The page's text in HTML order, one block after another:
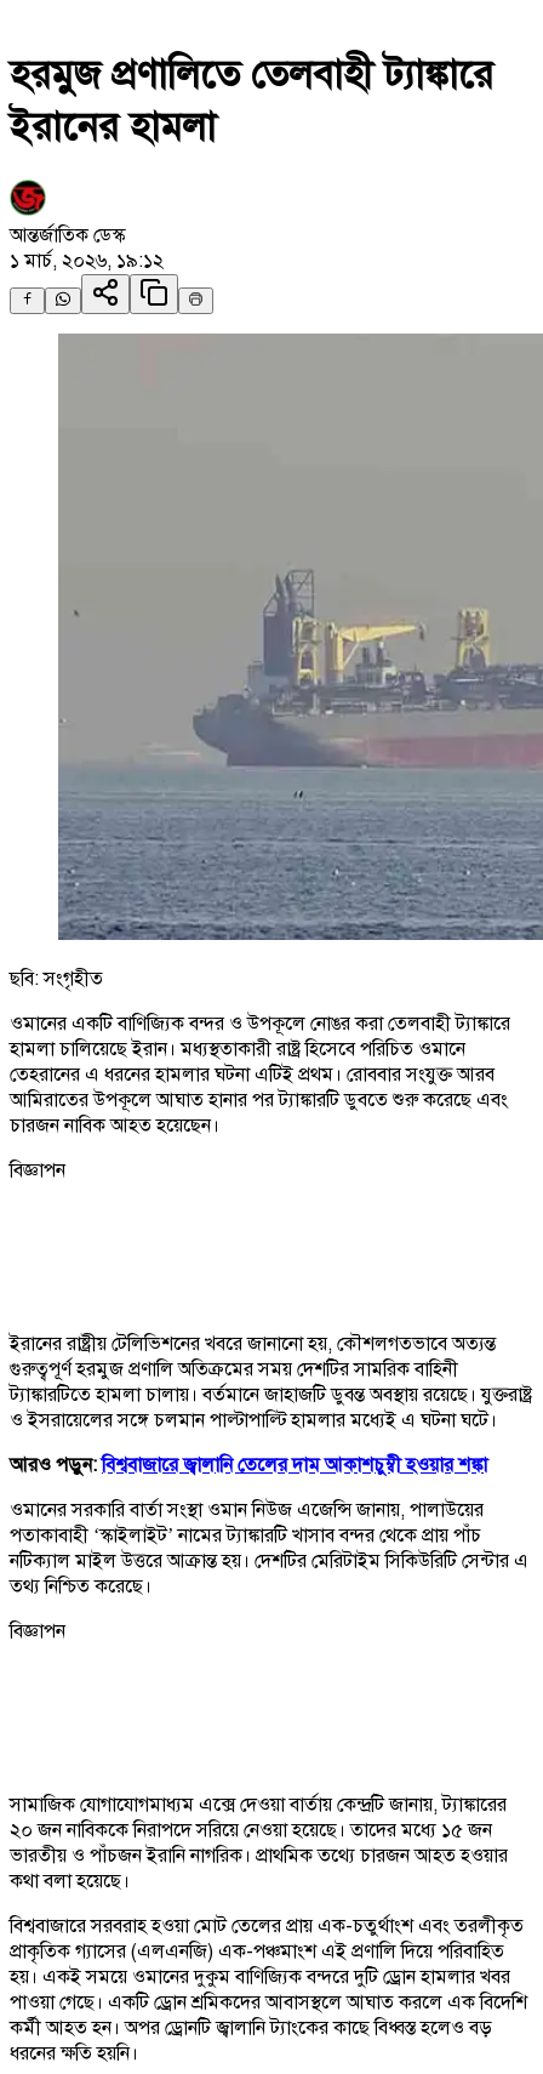
হরমুজ প্রণালিতে তেলবাহী ট্যাঙ্কারে
ইরানের হামলা
আন্তর্জাতিক ডেস্ক
১ মার্চ, ২০২৬, ১৯:১২
ছবি: সংগৃহীত
ওমানের একটি বাণিজ্যিক বন্দর ও উপকূলে নোঙর করা তেলবাহী ট্যাঙ্কারে
হামলা চালিয়েছে ইরান। মধ্যস্থতাকারী রাষ্ট্র হিসেবে পরিচিত ওমানে
তেহরানের এ ধরনের হামলার ঘটনা এটিই প্রথম। রোববার সংযুক্ত আরব
আমিরাতের উপকূলে আঘাত হানার পর ট্যাঙ্কারটি ডুবতে শুরু করেছে এবং
চারজন নাবিক আহত হয়েছেন।
বিজ্ঞাপন
ইরানের রাষ্ট্রীয় টেলিভিশনের খবরে জানানো হয়, কৌশলগতভাবে অত্যন্ত
গুরুত্বপূর্ণ হরমুজ প্রণালি অতিক্রমের সময় দেশটির সামরিক বাহিনী
ট্যাঙ্কারটিতে হামলা চালায়। বর্তমানে জাহাজটি ডুবন্ত অবস্থায় রয়েছে। যুক্তরাষ্ট্র
ও ইসরায়েলের সঙ্গে চলমান পাল্টাপাল্টি হামলার মধ্যেই এ ঘটনা ঘটে।
আরও পড়ুন:বিশ্ববাজারে জ্বালানি তেলের দাম আকাশচুম্বী হওয়ার শঙ্কা
ওমানের সরকারি বার্তা সংস্থা ওমান নিউজ এজেন্সি জানায়, পালাউয়ের
পতাকাবাহী ‘স্কাইলাইট’ নামের ট্যাঙ্কারটি খাসাব বন্দর থেকে প্রায় পাঁচ
নটিক্যাল মাইল উত্তরে আক্রান্ত হয়। দেশটির মেরিটাইম সিকিউরিটি সেন্টার এ
তথ্য নিশ্চিত করেছে।
বিজ্ঞাপন
সামাজিক যোগাযোগমাধ্যম এক্সে দেওয়া বার্তায় কেন্দ্রটি জানায়, ট্যাঙ্কারের
২০ জন নাবিককে নিরাপদে সরিয়ে নেওয়া হয়েছে। তাদের মধ্যে ১৫ জন
ভারতীয় ও পাঁচজন ইরানি নাগরিক। প্রাথমিক তথ্যে চারজন আহত হওয়ার
কথা বলা হয়েছে।
বিশ্ববাজারে সরবরাহ হওয়া মোট তেলের প্রায় এক-চতুর্থাংশ এবং তরলীকৃত
প্রাকৃতিক গ্যাসের (এলএনজি) এক-পঞ্চমাংশ এই প্রণালি দিয়ে পরিবাহিত
হয়। একই সময়ে ওমানের দুকুম বাণিজ্যিক বন্দরে দুটি ড্রোন হামলার খবর
পাওয়া গেছে। একটি ড্রোন শ্রমিকদের আবাসস্থলে আঘাত করলে এক বিদেশি
কর্মী আহত হন। অপর ড্রোনটি জ্বালানি ট্যাংকের কাছে বিধ্বস্ত হলেও বড়
ধরনের ক্ষতি হয়নি।